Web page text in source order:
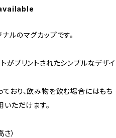
ルのマグカップです。
がプリントされたシンプルなデザイ
おり、飲み物を飲む場合にはもち
いただけます。
）